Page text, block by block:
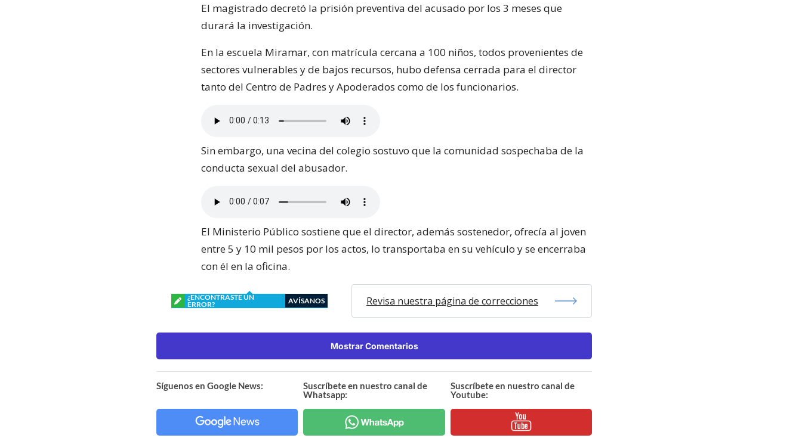
El magistrado decretó la prisión preventiva del acusado por los 3 meses que
durará la investigación.
En la escuela Miramar, con matrícula cercana a 100 niños, todos provenientes de
sectores vulnerables y de bajos recursos, hubo defensa cerrada para el director
tanto del Centro de Padres y Apoderados como de los funcionarios.
Sin embargo, una vecina del colegio sostuvo que la comunidad sospechaba de la
conducta sexual del abusador.
El Ministerio Público sostiene que el director, además sostenedor, ofrecía al joven
entre 5 y 10 mil pesos por los actos, lo transportaba en su vehículo y se encerraba
con él en la oficina.
¿ENCONTRASTE UN
ERROR?
AVÍSANOS Revisa nuestra página de correcciones
Mostrar Comentarios
Síguenos en Google News:
Suscríbete en nuestro canal de
Whatsapp:
Suscríbete en nuestro canal de
Youtube: